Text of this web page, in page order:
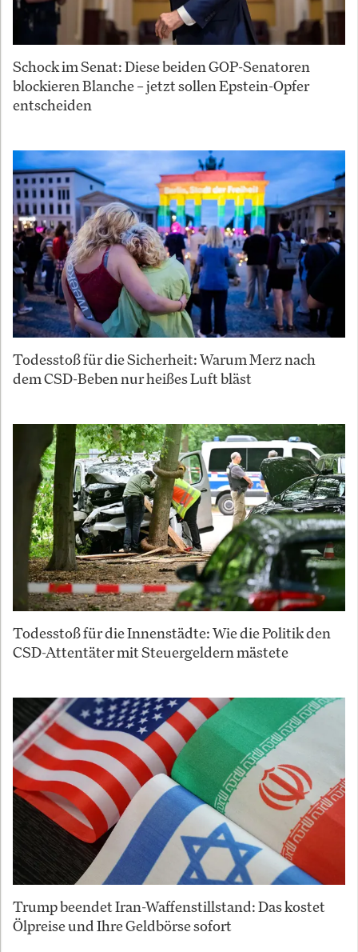
Schock im Senat: Diese beiden GOP-Senatoren
blockieren Blanche – jetzt sollen Epstein-Opfer
entscheiden
Todesstoß für die Sicherheit: Warum Merz nach
dem CSD-Beben nur heißes Luft bläst
Todesstoß für die Innenstädte: Wie die Politik den
CSD-Attentäter mit Steuergeldern mästete
Trump beendet Iran-Waffenstillstand: Das kostet
Ölpreise und Ihre Geldbörse sofort